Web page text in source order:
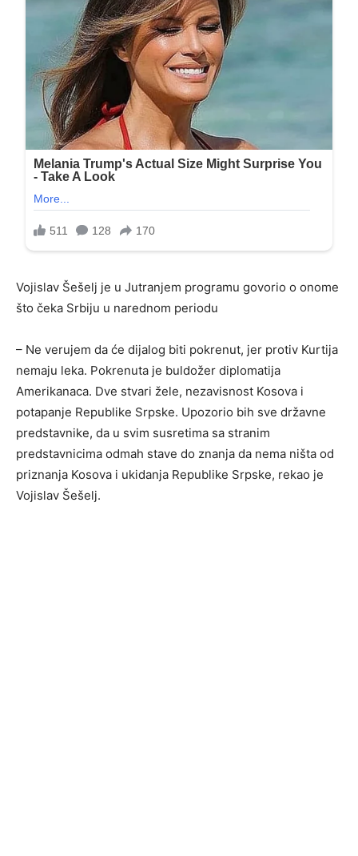
Vojislav Šešelj je u Jutranjem programu govorio o onome
što čeka Srbiju u narednom periodu
– Ne verujem da će dijalog biti pokrenut, jer protiv Kurtija
nemaju leka. Pokrenuta je buldožer diplomatija
Amerikanaca. Dve stvari žele, nezavisnost Kosova i
potapanje Republike Srpske. Upozorio bih sve državne
predstavnike, da u svim susretima sa stranim
predstavnicima odmah stave do znanja da nema ništa od
priznanja Kosova i ukidanja Republike Srpske, rekao je
Vojislav Šešelj.